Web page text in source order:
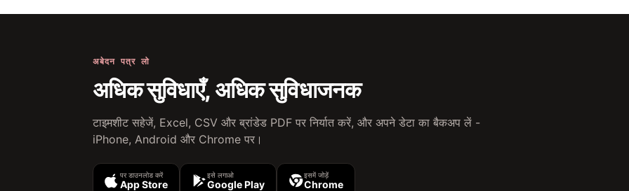
अबेदन पत्र लो
अधिक सुविधाएँ, अधिक सुविधाजनक
टाइमशीट सहेजें, Excel, CSV और ब्रांडेड PDF पर निर्यात करें, और अपने डेटा का बैकअप लें -
iPhone, Android और Chrome पर।
पर डाउनलोड करें
App Store
इसे लगाओ
Google Play
इसमें जोड़ें
Chrome